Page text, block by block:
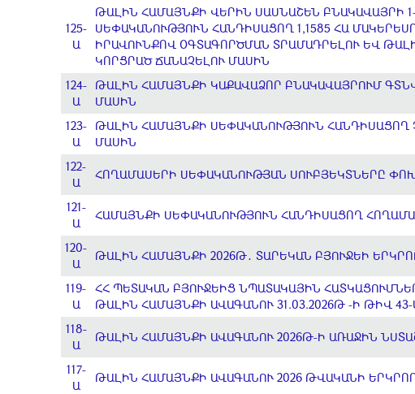
125-
Ա
ԹԱԼԻՆ ՀԱՄԱՅՆՔԻ ՎԵՐԻՆ ՍԱՍՆԱՇԵՆ ԲՆԱԿԱՎԱՅՐԻ
ՍԵՓԱԿԱՆՈՒԹՅՈՒՆ ՀԱՆԴԻՍԱՑՈՂ 1,1585 ՀԱ
ԻՐԱՎՈՒՆՔՈՎ ՕԳՏԱԳՈՐԾՄԱՆ ՏՐԱՄԱԴՐԵԼՈՒ ԵՎ
ԿՈՐՑՐԱԾ ՃԱՆԱՉԵԼՈՒ ՄԱՍԻՆ
124-
Ա
ԹԱԼԻՆ ՀԱՄԱՅՆՔԻ ԿԱՔԱՎԱՁՈՐ ԲՆԱԿԱՎԱՅՐՈՒՄ
ՄԱՍԻՆ
123-
Ա
ԹԱԼԻՆ ՀԱՄԱՅՆՔԻ ՍԵՓԱԿԱՆՈՒԹՅՈՒՆ
ՄԱՍԻՆ
122-
Ա
ՀՈՂԱՄԱՍԵՐԻ ՍԵՓԱԿԱՆՈՒԹՅԱՆ ՍՈՒԲՅԵԿՏՆԵՐԸ
121-
Ա
ՀԱՄԱՅՆՔԻ ՍԵՓԱԿԱՆՈՒԹՅՈՒՆ ՀԱՆԴԻՍԱՑՈՂ
120-
Ա
ԹԱԼԻՆ ՀԱՄԱՅՆՔԻ 2026Թ․ ՏԱՐԵԿԱՆ ԲՅՈՒՋԵԻ
119-
Ա
ՀՀ ՊԵՏԱԿԱՆ ԲՅՈՒՋԵԻՑ ՆՊԱՏԱԿԱՅԻՆ
ԹԱԼԻՆ ՀԱՄԱՅՆՔԻ ԱՎԱԳԱՆՈՒ 31.03.2026Թ -Ի ԹԻՎ
118-
Ա
ԹԱԼԻՆ ՀԱՄԱՅՆՔԻ ԱՎԱԳԱՆՈՒ 2026Թ-Ի ԱՌԱՋԻՆ
117-
Ա
ԹԱԼԻՆ ՀԱՄԱՅՆՔԻ ԱՎԱԳԱՆՈՒ 2026 ԹՎԱԿԱՆԻ